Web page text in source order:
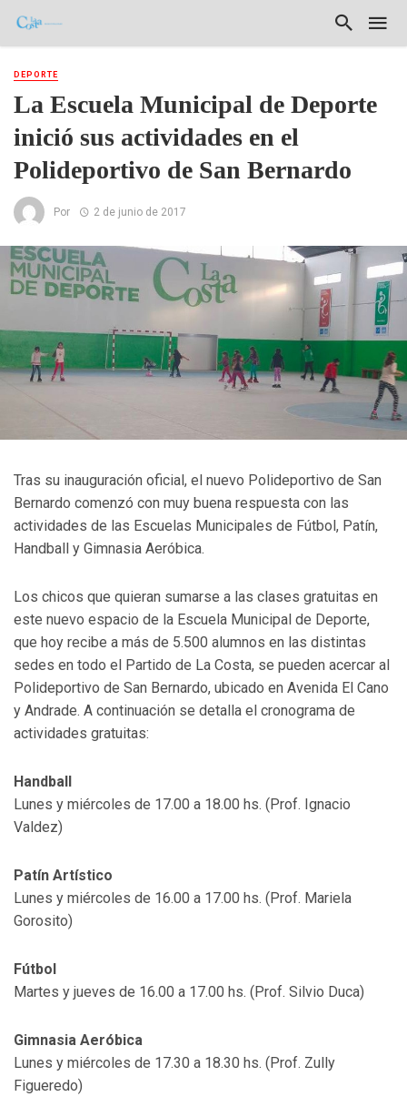
DEPORTE
La Escuela Municipal de Deporte
inició sus actividades en el
Polideportivo de San Bernardo
Por 2 de junio de 2017
Tras su inauguración oficial, el nuevo Polideportivo de San
Bernardo comenzó con muy buena respuesta con las
actividades de las Escuelas Municipales de Fútbol, Patín,
Handball y Gimnasia Aeróbica.
Los chicos que quieran sumarse a las clases gratuitas en
este nuevo espacio de la Escuela Municipal de Deporte,
que hoy recibe a más de 5.500 alumnos en las distintas
sedes en todo el Partido de La Costa, se pueden acercar al
Polideportivo de San Bernardo, ubicado en Avenida El Cano
y Andrade. A continuación se detalla el cronograma de
actividades gratuitas:
Handball
Lunes y miércoles de 17.00 a 18.00 hs. (Prof. Ignacio
Valdez)
Patín Artístico
Lunes y miércoles de 16.00 a 17.00 hs. (Prof. Mariela
Gorosito)
Fútbol
Martes y jueves de 16.00 a 17.00 hs. (Prof. Silvio Duca)
Gimnasia Aeróbica
Lunes y miércoles de 17.30 a 18.30 hs. (Prof. Zully
Figueredo)